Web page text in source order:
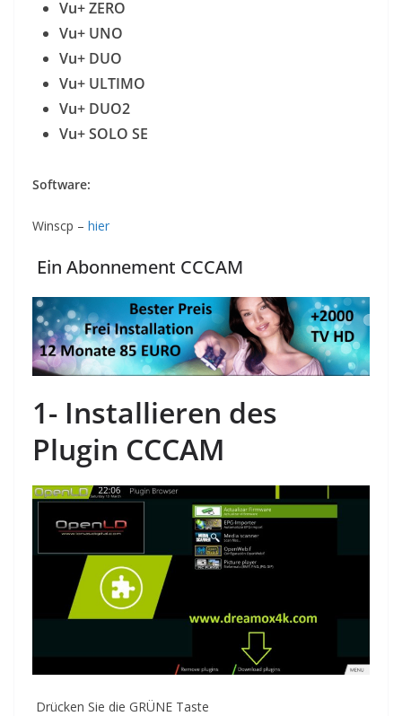
Vu+ ZERO
Vu+ UNO
Vu+ DUO
Vu+ ULTIMO
Vu+ DUO2
Vu+ SOLO SE
Software:
Winscp – hier
Ein Abonnement CCCAM
1- Installieren des
Plugin CCCAM
Drücken Sie die GRÜNE Taste